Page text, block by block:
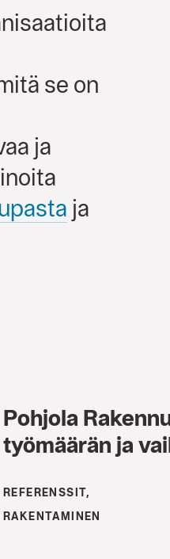
se on
ja
ja
Pohjola
työmäärän ja
REFERENSSIT,
RAKENTAMINEN